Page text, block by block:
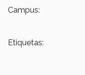
Campus:
Etiquetas: